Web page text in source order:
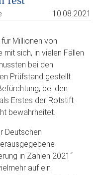
10.08.2021
Millionen von
mit sich, in vielen Fällen
bei den
Prüfstand gestellt
bei den
Erstes der Rotstift
bewahrheitet.
Deutschen
in Zahlen 2021“
auf ein